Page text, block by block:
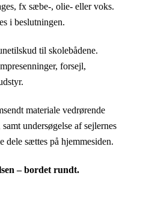
fx sæbe-, olie- eller voks.
i beslutningen.
til skolebådene.
forsejl,
materiale vedrørende
undersøgelse af sejlernes
dele sættes på hjemmesiden.
– bordet rundt.